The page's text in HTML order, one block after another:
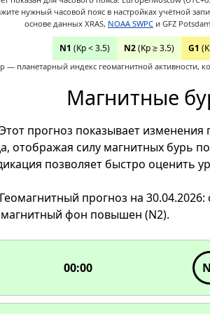
нужный часовой пояс в настройках учётной
основе данных XRAS, NOAA SWPC и GFZ
N1 (Kp < 3.5) N2 (Kp ≥ 3.5) G1
— планетарный индекс геомагнитной активности,
Магнитные
Этот прогноз показывает изменения
отображая силу магнитных бурь
позволяет быстро оценить
N1
N2
N2
00:00
20:00
21:00
22:00
Геомагнитный прогноз на
фон повышен (N2).
00:00